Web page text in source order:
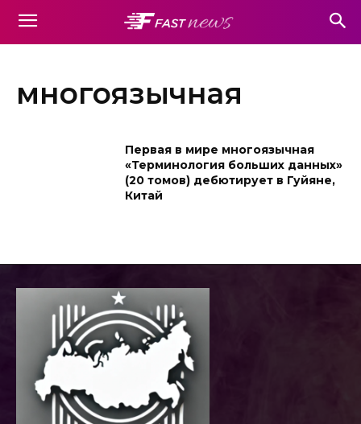
многоязычная
Первая в мире многоязычная
«Терминология больших данных»
(20 томов) дебютирует в Гуйяне,
Китай